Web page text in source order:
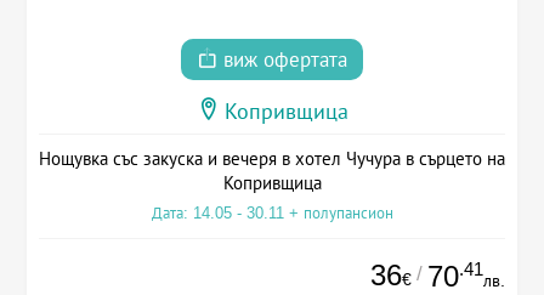
виж офертата
Копривщица
Нощувка със закуска и вечеря в хотел Чучура в сърцето на
Копривщица
Дата: 14.05 - 30.11 + полупансион
36€ / 70.41
лв.